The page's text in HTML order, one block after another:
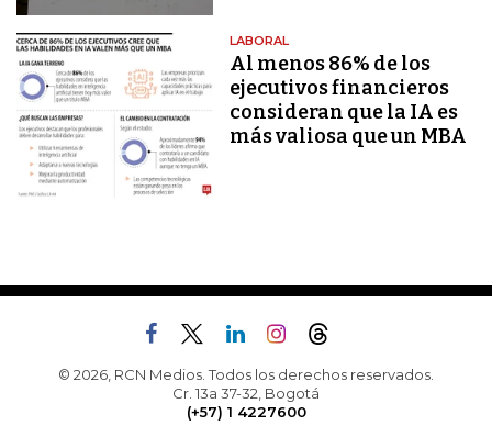
LABORAL
Al menos 86% de los
ejecutivos financieros
consideran que la IA es
más valiosa que un MBA
© 2026, RCN Medios. Todos los derechos reservados.
Cr. 13a 37-32, Bogotá
(+57) 1 4227600